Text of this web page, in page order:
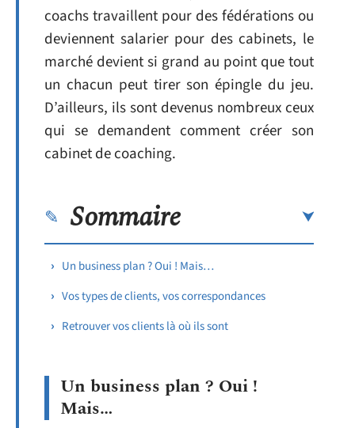
coachs travaillent pour des fédérations ou
deviennent salarier pour des cabinets, le
marché devient si grand au point que tout
un chacun peut tirer son épingle du jeu.
D’ailleurs, ils sont devenus nombreux ceux
qui se demandent comment créer son
cabinet de coaching.
Sommaire
Un business plan ? Oui ! Mais…
Vos types de clients, vos correspondances
Retrouver vos clients là où ils sont
Un business plan ? Oui !
Mais…